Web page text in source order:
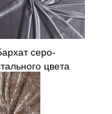
серо-
цвета